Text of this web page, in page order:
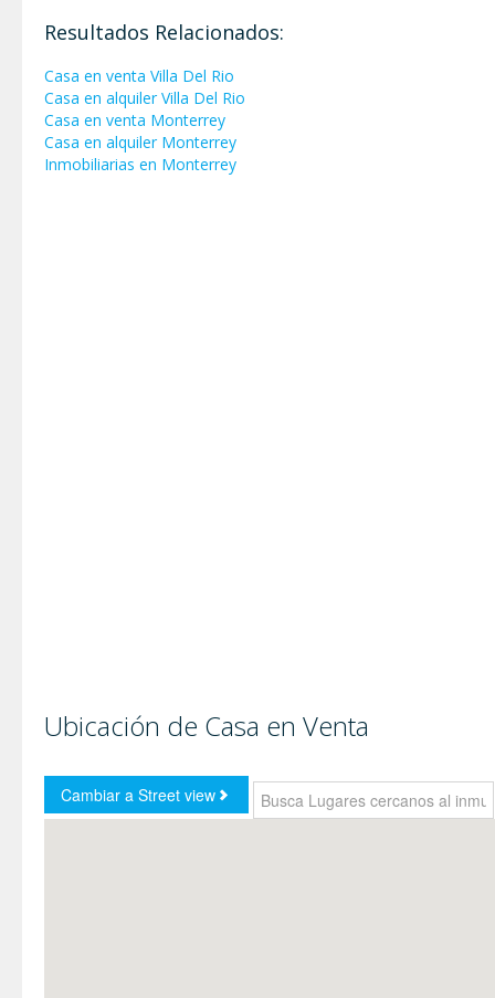
Resultados Relacionados:
Casa en venta Villa Del Rio
Casa en alquiler Villa Del Rio
Casa en venta Monterrey
Casa en alquiler Monterrey
Inmobiliarias en Monterrey
Ubicación de Casa en Venta